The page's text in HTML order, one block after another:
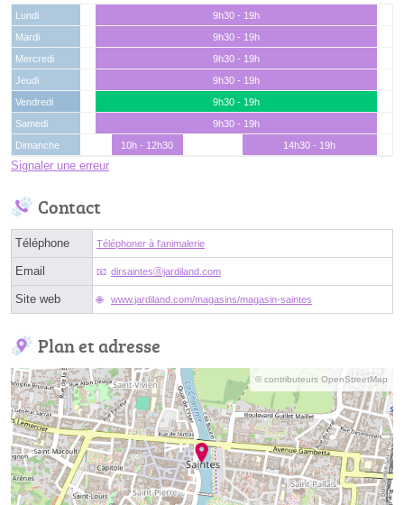
Lundi
9h30 - 19h
Mardi
9h30 - 19h
Mercredi
9h30 - 19h
Jeudi
9h30 - 19h
Vendredi
9h30 - 19h
Samedi
9h30 - 19h
Dimanche
10h - 12h30 14h30 - 19h
Signaler une erreur
Contact
Téléphone Téléphoner à l'animalerie
Email dirsaintesⓐjardiland.com
Site web www.jardiland.com/magasins/magasin-saintes
Plan et adresse
© contributeurs OpenStreetMap